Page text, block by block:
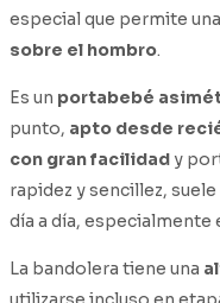
especial que permite una
sobre el hombro.
Es un portabebé
punto, apto desde
con gran facilidad y
rapidez y sencillez,
día a día,
La bandolera tiene una